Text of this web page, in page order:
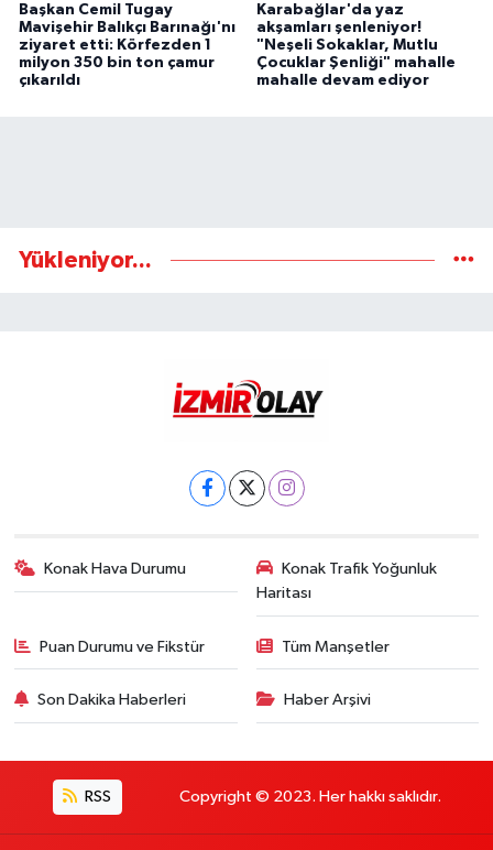
Başkan Cemil Tugay
Mavişehir Balıkçı Barınağı'nı
ziyaret etti: Körfezden 1
milyon 350 bin ton çamur
çıkarıldı
Karabağlar'da yaz
akşamları şenleniyor!
"Neşeli Sokaklar, Mutlu
Çocuklar Şenliği" mahalle
mahalle devam ediyor
Yükleniyor...
Konak Hava Durumu
Konak Trafik Yoğunluk
Haritası
Puan Durumu ve Fikstür Tüm Manşetler
Son Dakika Haberleri Haber Arşivi
RSS Copyright © 2023. Her hakkı saklıdır.